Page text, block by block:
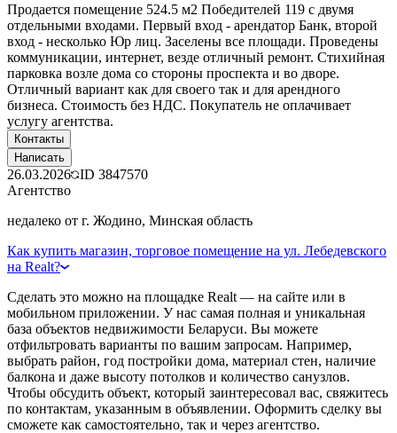
Продается помещение 524.5 м2 Победителей 119 с двумя
отдельными входами. Первый вход - арендатор Банк, второй
вход - несколько Юр лиц. Заселены все площади. Проведены
коммуникации, интернет, везде отличный ремонт. Стихийная
парковка возле дома со стороны проспекта и во дворе.
Отличный вариант как для своего так и для арендного
бизнеса. Стоимость без НДС. Покупатель не оплачивает
услугу агентства.
Контакты
Написать
26.03.2026 ID 3847570
Агентство
недалеко от г. Жодино, Минская область
Как купить магазин, торговое помещение на ул. Лебедевского
на Realt?
Сделать это можно на площадке Realt — на сайте или в
мобильном приложении. У нас самая полная и уникальная
база объектов недвижимости Беларуси. Вы можете
отфильтровать варианты по вашим запросам. Например,
выбрать район, год постройки дома, материал стен, наличие
балкона и даже высоту потолков и количество санузлов.
Чтобы обсудить объект, который заинтересовал вас, свяжитесь
по контактам, указанным в объявлении. Оформить сделку вы
сможете как самостоятельно, так и через агентство.